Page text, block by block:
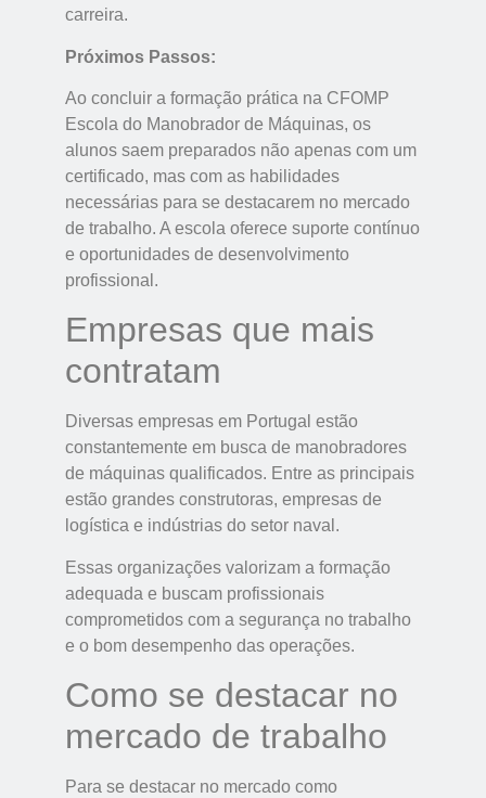
carreira.
Próximos Passos:
Ao concluir a formação prática na CFOMP
Escola do Manobrador de Máquinas, os
alunos saem preparados não apenas com um
certificado, mas com as habilidades
necessárias para se destacarem no mercado
de trabalho. A escola oferece suporte contínuo
e oportunidades de desenvolvimento
profissional.
Empresas que mais
contratam
Diversas empresas em Portugal estão
constantemente em busca de manobradores
de máquinas qualificados. Entre as principais
estão grandes construtoras, empresas de
logística e indústrias do setor naval.
Essas organizações valorizam a formação
adequada e buscam profissionais
comprometidos com a segurança no trabalho
e o bom desempenho das operações.
Como se destacar no
mercado de trabalho
Para se destacar no mercado como